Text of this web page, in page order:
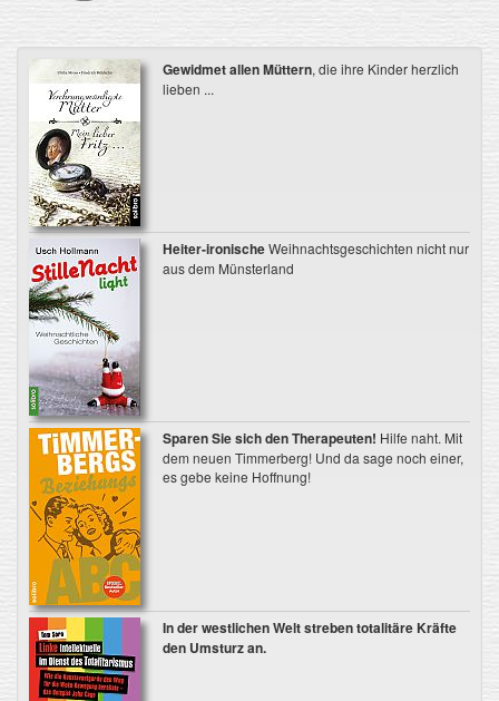
Gewidmet allen Müttern, die ihre Kinder herzlich
lieben ...
Heiter-ironischeWeihnachtsgeschichten nicht nur
aus dem Münsterland
Sparen Sie sich den Therapeuten! Hilfe naht. Mit
dem neuen Timmerberg! Und da sage noch einer,
es gebe keine Hoffnung!
In der westlichen Welt streben totalitäre Kräfte
den Umsturz an.